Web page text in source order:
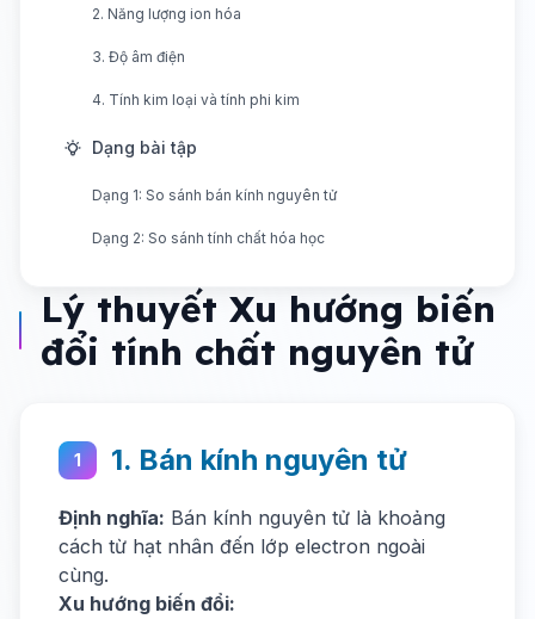
2. Năng lượng ion hóa
3. Độ âm điện
4. Tính kim loại và tính phi kim
Dạng bài tập
Dạng 1: So sánh bán kính nguyên tử
Dạng 2: So sánh tính chất hóa học
Lý thuyết Xu hướng biến
đổi tính chất nguyên tử
1 1. Bán kính nguyên tử
Định nghĩa: Bán kính nguyên tử là khoảng
cách từ hạt nhân đến lớp electron ngoài
cùng.
Xu hướng biến đổi: